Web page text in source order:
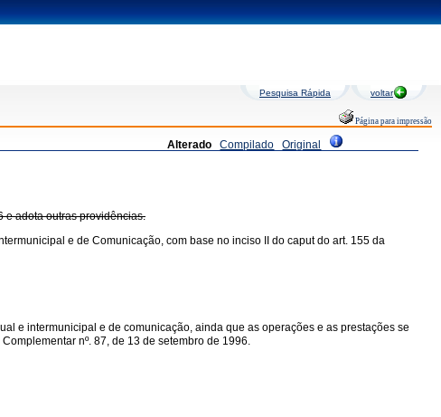
Pesquisa Rápida voltar
Página para impressão
Alterado Compilado Original
e adota outras providências.
e de Comunicação, com base no inciso II do caput do art. 155 da
e intermunicipal e de comunicação, ainda que as operações e as prestações se
nº. 87, de 13 de setembro de 1996.